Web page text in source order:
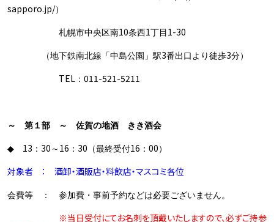
sapporo.jp/）
札幌市中央区南10条西1丁目 1-30
（地下鉄南北線「中島公園」駅3番出口より徒歩3分）
TEL ： 011-521-5211
～ 第１部 ～ 佐賀の地酒 きき酒会
◆ 13 ： 30 ～ 16 ： 30 （最終受付16 ： 00 ）
対象者 ： 酒卸・酒販店・料飲店・マスコミ各位
会費等 ： 参加費・事前予約などは必要ございません。
※当日受付にてお名刺を頂戴いたしますので、必ずご持参